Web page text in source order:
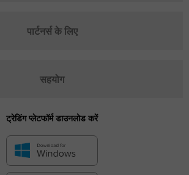
पार्टनर्स के लिए
सहयोग
ट्रेडिंग प्लेटफॉर्म डाउनलोड करें